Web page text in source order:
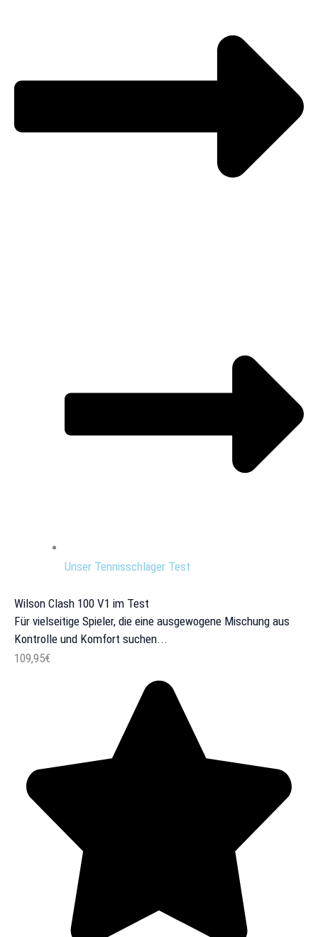
Unser Tennisschläger Test
Wilson Clash 100 V1 im Test
Für vielseitige Spieler, die eine ausgewogene Mischung aus
Kontrolle und Komfort suchen...
109,95€